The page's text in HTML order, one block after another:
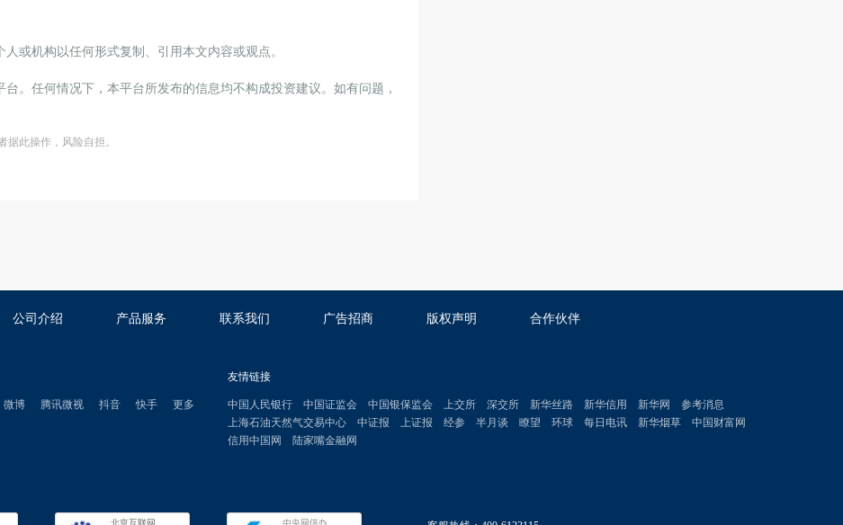
或机构以任何形式复制、引用本文内容或观点。
。任何情况下，本平台所发布的信息均不构成投资建议。如有问题，
此操作，风险自担。
公司介绍 产品服务 联系我们 广告招商 版权声明 合作伙伴
微博 腾讯微视 抖音 快手 更多
友情链接
中国人民银行 中国证监会 中国银保监会 上交所 深交所 新华丝路 新华信用 新华网
参考消息
上海石油天然气交易中心
中证报 上证报 经参 半月谈 瞭望 环球 每日电讯 新华烟草
中国财富网
信用中国网
陆家嘴金融网